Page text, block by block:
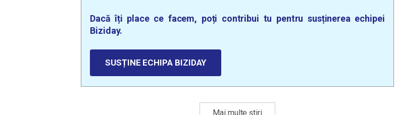
Dacă îți place ce facem, poți contribui tu pentru susținerea echipei
Biziday.
SUSȚINE ECHIPA BIZIDAY
Mai multe știri